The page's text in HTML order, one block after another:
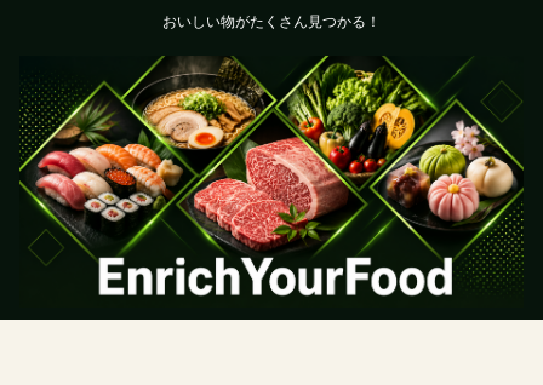
おいしい物がたくさん見つかる！